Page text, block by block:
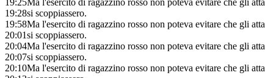
19:25Ma l'esercito di ragazzino rosso non poteva evitare che gli
19:28si scoppiassero.
19:58Ma l'esercito di ragazzino rosso non poteva evitare che gli
20:01si scoppiassero.
20:04Ma l'esercito di ragazzino rosso non poteva evitare che gli
20:07si scoppiassero.
20:10Ma l'esercito di ragazzino rosso non poteva evitare che gli